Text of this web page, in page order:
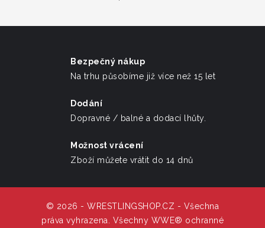
Bezpečný nákup
Na trhu působíme již více než 15 let
Dodání
Dopravné / balné a dodací lhůty.
Možnost vrácení
Zboží můžete vrátit do 14 dnů
© 2026 - WRESTLINGSHOP.CZ - Všechna
práva vyhrazena. Všechny WWE® ochranné